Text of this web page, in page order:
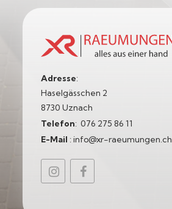
Adresse:
Haselgässchen 2
8730 Uznach
Telefon: 076 275 86 11​
E-Mail : info@xr-raeumungen.ch